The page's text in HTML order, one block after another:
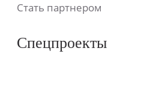
Стать партнером
Спецпроекты